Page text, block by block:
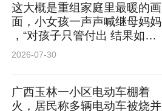
这大概是重组家庭里最暖的画
面，小女孩一声声喊继母妈妈
，“对孩子只管付出 结果如何
看缘分”
2026-07-30
广西玉林一小区电动车棚着
火，居民称多辆电动车被烧并